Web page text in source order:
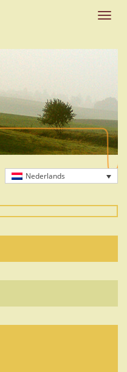
Toggle
Nederlands